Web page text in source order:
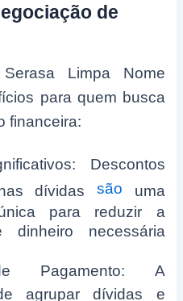
de
Limpa Nome
para quem busca
financeira:
Descontos
dívidas são uma
para reduzir a
dinheiro necessária
Pagamento: A
agrupar dívidas e